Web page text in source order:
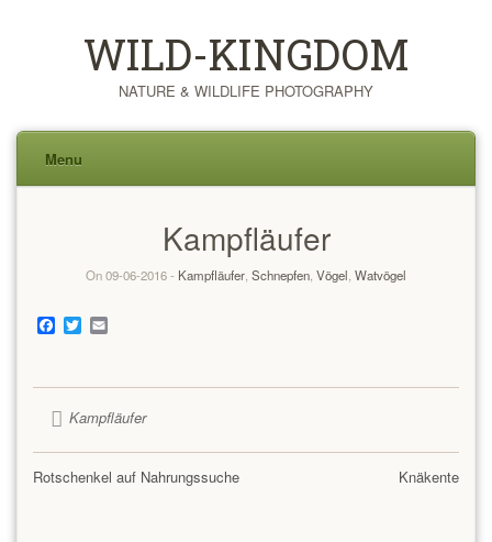
WILD-KINGDOM
NATURE & WILDLIFE PHOTOGRAPHY
Menu
Kampfläufer
On 09-06-2016 - Kampfläufer Schnepfen Vögel Watvögel
Facebook
TwitterEmail
Kampfläufer
Knäkente
Rotschenkel auf Nahrungssuche